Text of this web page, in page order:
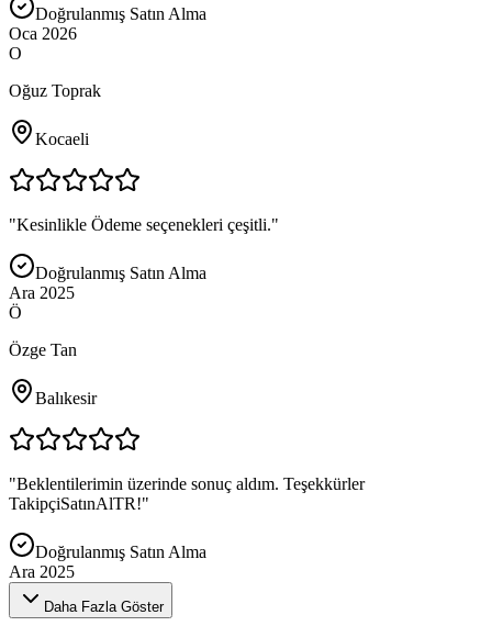
Doğrulanmış Satın Alma
Oca 2026
O
Oğuz Toprak
Kocaeli
"Kesinlikle Ödeme seçenekleri çeşitli."
Doğrulanmış Satın Alma
Ara 2025
Ö
Özge Tan
Balıkesir
"Beklentilerimin üzerinde sonuç aldım. Teşekkürler
TakipçiSatınAlTR!"
Doğrulanmış Satın Alma
Ara 2025
Daha Fazla Göster